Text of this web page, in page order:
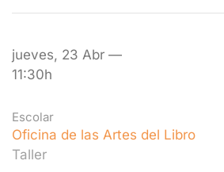
jueves, 23 Abr —
11:30h
Escolar
Oficina de las Artes del Libro
Taller